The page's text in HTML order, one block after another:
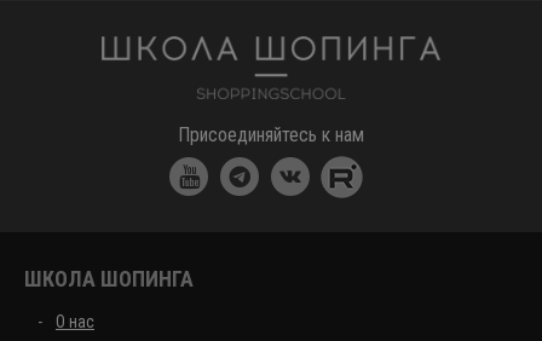
Присоединяйтесь к нам
ШКОЛА ШОПИНГА
О нас